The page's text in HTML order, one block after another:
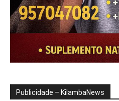
Publicidade – KilambaNews